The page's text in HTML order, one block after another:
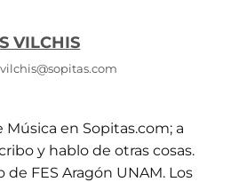
VILCHIS
Música en Sopitas.com; a
y hablo de otras cosas.
de FES Aragón UNAM. Los